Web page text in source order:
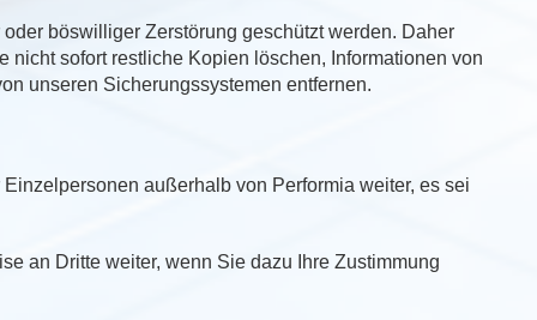
böswilliger Zerstörung geschützt werden. Daher
sofort restliche Kopien löschen, Informationen von
unseren Sicherungssystemen entfernen.
außerhalb von Performia weiter, es sei
an Dritte weiter, wenn Sie dazu Ihre Zustimmung